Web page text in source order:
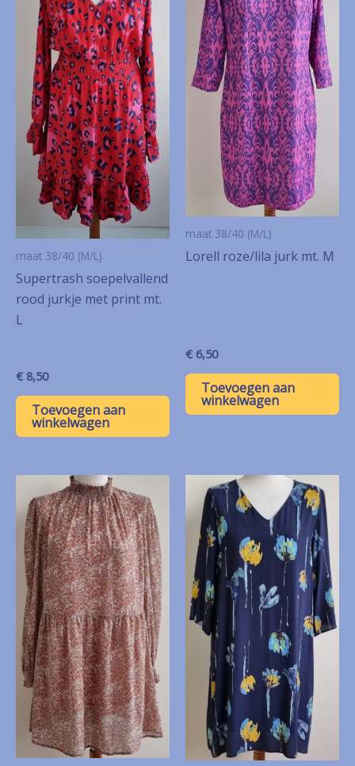
maat 38/40 (M/L)
Supertrash soepelvallend
rood jurkje met print mt.
L
€ 8,50
Toevoegen aan
winkelwagen
maat 38/40 (M/L)
Lorell roze/lila jurk mt. M
€ 6,50
Toevoegen aan
winkelwagen